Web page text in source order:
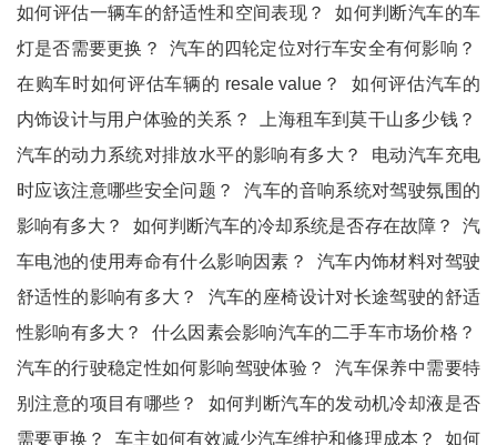
如何评估一辆车的舒适性和空间表现？
如何判断汽车的车
灯是否需要更换？
汽车的四轮定位对行车安全有何影响？
在购车时如何评估车辆的 resale value？
如何评估汽车的
内饰设计与用户体验的关系？
上海租车到莫干山多少钱？
汽车的动力系统对排放水平的影响有多大？
电动汽车充电
时应该注意哪些安全问题？
汽车的音响系统对驾驶氛围的
影响有多大？
如何判断汽车的冷却系统是否存在故障？
汽
车电池的使用寿命有什么影响因素？
汽车内饰材料对驾驶
舒适性的影响有多大？
汽车的座椅设计对长途驾驶的舒适
性影响有多大？
什么因素会影响汽车的二手车市场价格？
汽车的行驶稳定性如何影响驾驶体验？
汽车保养中需要特
别注意的项目有哪些？
如何判断汽车的发动机冷却液是否
需要更换？
车主如何有效减少汽车维护和修理成本？
如何